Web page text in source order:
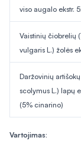
viso augalo ekstr.
Vaistinių čiobrelių (
vulgaris L.) žolės
Daržovinių
scolymus L.) lapų
(5% cinarino)
Vartojimas: